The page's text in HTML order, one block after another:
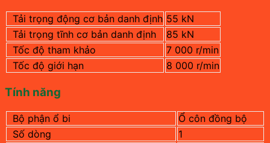
Tải trọng động cơ bản danh định 55 kN
Tải trọng tĩnh cơ bản danh định
85 kN
Tốc độ tham khảo
7 000 r/min
Tốc độ giới hạn
8 000 r/min
Tính năng
Bộ phận ổ bi
Ổ côn đồng bộ
Số dòng
1